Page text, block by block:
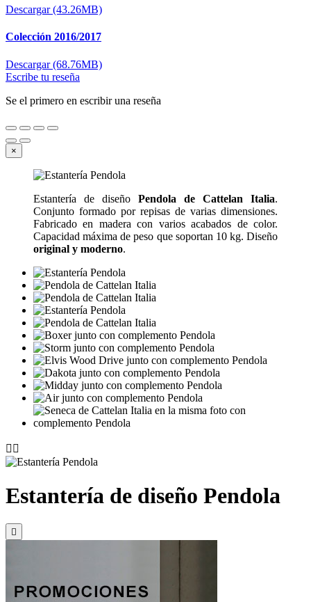
Descargar (43.26MB)
Colección 2016/2017
Descargar (68.76MB)
Escribe tu reseña
Se el primero en escribir una reseña
×
Estantería de diseño Pendola de Cattelan Italia.
Conjunto formado por repisas de varias dimensiones.
Fabricado en madera con varios acabados de color.
Capacidad máxima de peso que soportan 10 kg. Diseño
original y moderno.
 
Estantería de diseño Pendola
